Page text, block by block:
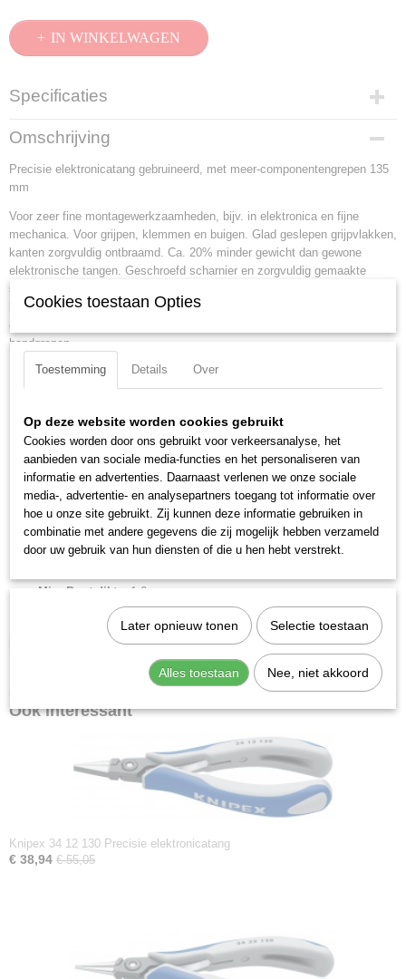
IN WINKELWAGEN
Specificaties
Productcode
34 22 130
EAN code
4003773061472
Productcode leverancier
34 22 130
Netto gewicht
0,06 Kg
0,06 Kg
Omschrijving
Precisie elektronicatang gebruineerd, met meer-componentengrepen 135
mm
Voor zeer fine montagewerkzaamheden, bijv. in elektronica en fijne
mechanica. Voor grijpen, klemmen en buigen. Glad geslepen grijpvlakken,
kanten zorgvuldig ontbraamd. Ca. 20% minder gewicht dan gewone
elektronische tangen. Geschroefd scharnier en zorgvuldig gemaakte
scharniervlakken voor een gelijkmatige, wrijvingsarme beweging in de
hele openingszone. Soepele dubbele veer waardoor de tang gemakkelijk
en gelijkmatig opent. Ergonomische geoptimaliseerde meercomponenten
handgrepen.
Lengte:135 mm
Benen/handgrepen:met meer-componentengrepen
Kop afwerking:gepolijst
Kopbreedte:11.2 mm
Bek lengte:22.7 mm
Bek type:
halfronde bekken
Bek dikte:6.5 mm
Scharnier type:geschroefd scharnier
Min. Punt dikte: 1.6 mm
Max. punt dikte:
Ook interessant
Knipex 34 12 130 Precisie elektronicatang
€ 38,94 € 55,05
Cookies toestaan Opties
Toestemming Details Over
Op deze website worden cookies gebruikt
Cookies worden door ons gebruikt voor verkeersanalyse, het
aanbieden van sociale media-functies en het personaliseren van
informatie en advertenties. Daarnaast verlenen we onze sociale
media-, advertentie- en analysepartners toegang tot informatie over
hoe u onze site gebruikt. Zij kunnen deze informatie gebruiken in
combinatie met andere gegevens die zij mogelijk hebben verzameld
door uw gebruik van hun diensten of die u hen hebt verstrekt.
Later opnieuw tonen Selectie toestaan
Alles toestaan Nee, niet akkoord